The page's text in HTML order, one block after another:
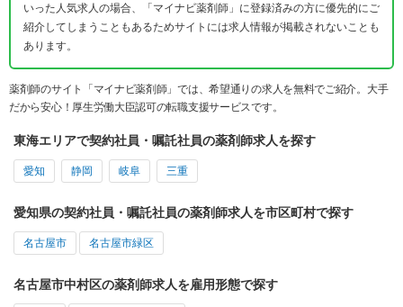
いった人気求人の場合、「マイナビ薬剤師」に登録済みの方に優先的にご
紹介してしまうこともあるためサイトには求人情報が掲載されないことも
あります。
薬剤師のサイト「マイナビ薬剤師」では、希望通りの求人を無料でご紹介。大手
だから安心！厚生労働大臣認可の転職支援サービスです。
東海エリアで契約社員・嘱託社員の薬剤師求人を探す
愛知 静岡 岐阜 三重
愛知県の契約社員・嘱託社員の薬剤師求人を市区町村で探す
名古屋市 名古屋市緑区
名古屋市中村区の薬剤師求人を雇用形態で探す